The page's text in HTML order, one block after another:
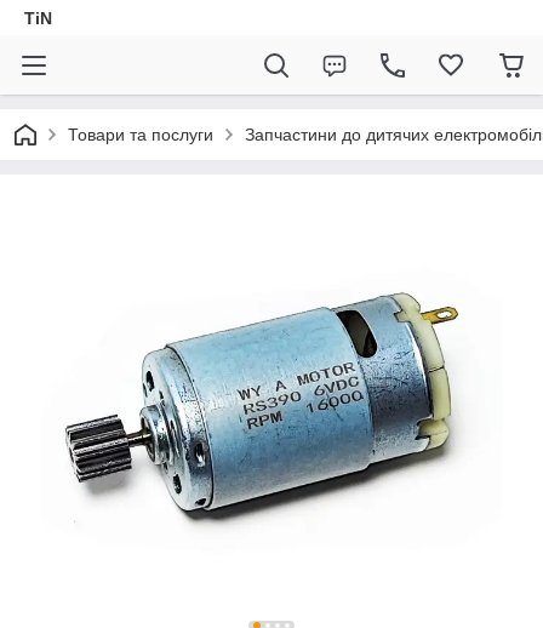
TiN
Товари та послуги Запчастини до дитячих